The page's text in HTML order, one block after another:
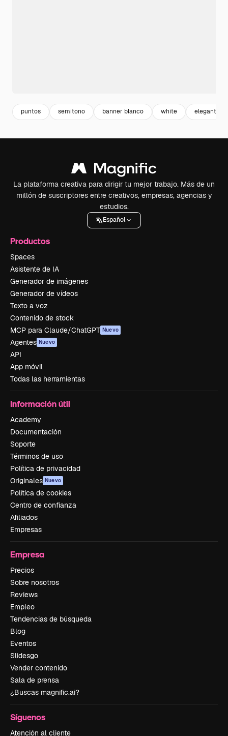
puntos semitono banner blanco white elegante
La plataforma creativa para dirigir tu mejor trabajo. Más de un
millón de suscriptores entre creativos, empresas, agencias y
estudios.
Español
Productos
Spaces
Asistente de IA
Generador de imágenes
Generador de vídeos
Texto a voz
Contenido de stock
MCP para Claude/ChatGPT Nuevo
Agentes Nuevo
API
App móvil
Todas las herramientas
Información útil
Academy
Documentación
Soporte
Términos de uso
Política de privacidad
Originales Nuevo
Política de cookies
Centro de confianza
Afiliados
Empresas
Empresa
Precios
Sobre nosotros
Reviews
Empleo
Tendencias de búsqueda
Blog
Eventos
Slidesgo
Vender contenido
Sala de prensa
¿Buscas magnific.ai?
Síguenos
Atención al cliente